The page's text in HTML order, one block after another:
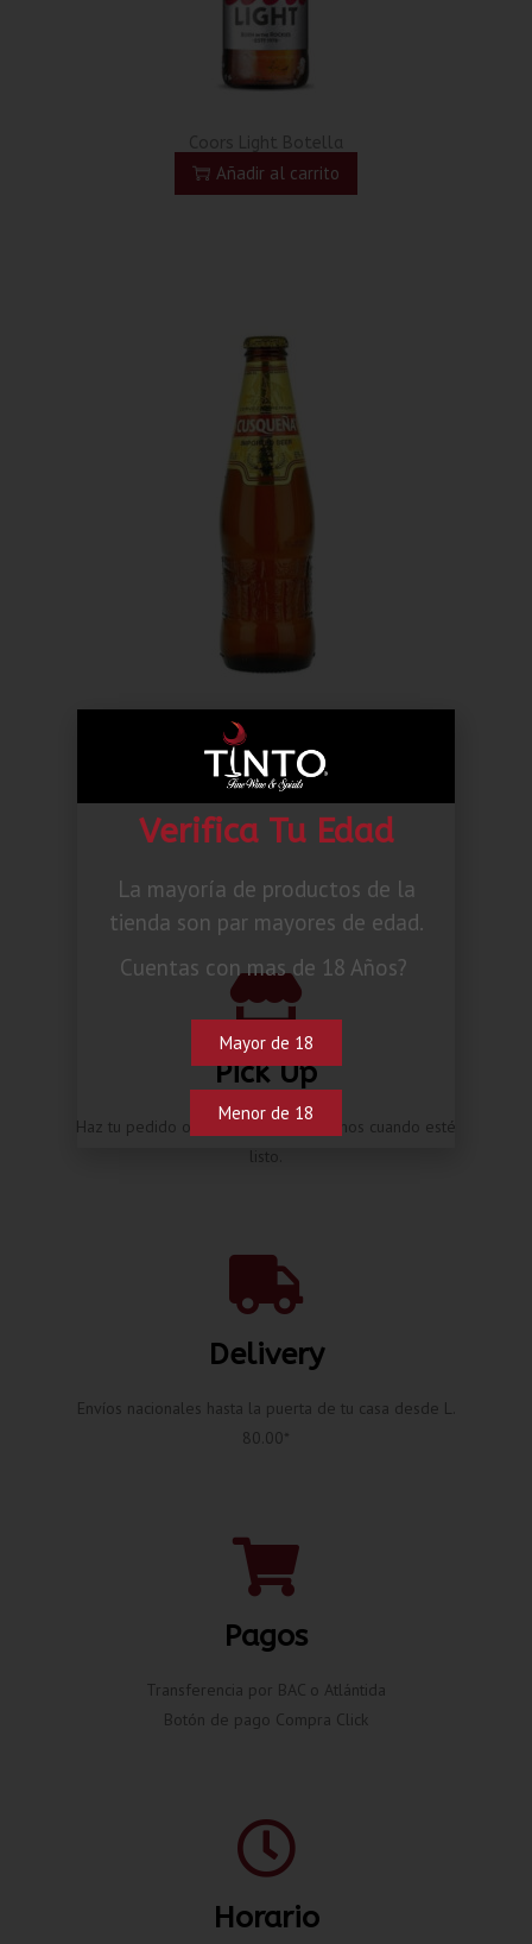
Añadir al carrito
Cusqueña Golden Lager
Añadir al carrito
Pick Up
Haz tu pedido online y te contactaremos cuando esté
listo.
Delivery
Envíos nacionales hasta la puerta de tu casa desde L.
80.00*
Pagos
Transferencia por BAC o Atlántida
Botón de pago Compra Click
Horario
Verifica Tu Edad
La mayoría de productos de la
tienda son par mayores de edad.
Cuentas con mas de 18 Años?
Mayor de 18
Menor de 18